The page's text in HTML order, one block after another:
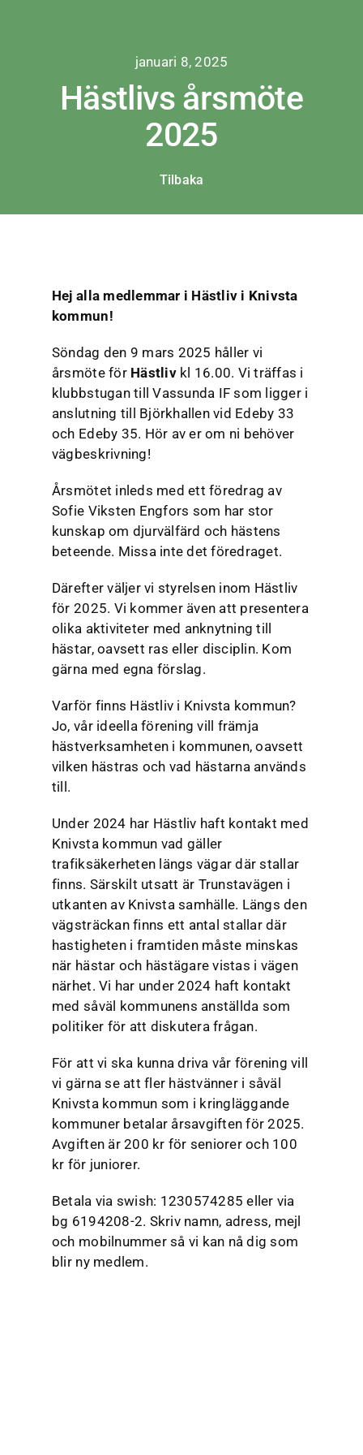
januari 8, 2025
Hästlivs årsmöte
2025
Tilbaka
Hej alla medlemmar i Hästliv i Knivsta
kommun!
Söndag den 9 mars 2025 håller vi
årsmöte för Hästlivkl 16.00. Vi träffas i
klubbstugan till Vassunda IF som ligger i
anslutning till Björkhallen vid Edeby 33
och Edeby 35. Hör av er om ni behöver
vägbeskrivning!
Årsmötet inleds med ett föredrag av
Sofie Viksten Engfors som har stor
kunskap om djurvälfärd och hästens
beteende. Missa inte det föredraget.
Därefter väljer vi styrelsen inom Hästliv
för 2025. Vi kommer även att presentera
olika aktiviteter med anknytning till
hästar, oavsett ras eller disciplin. Kom
gärna med egna förslag.
Varför finns Hästliv i Knivsta kommun?
Jo, vår ideella förening vill främja
hästverksamheten i kommunen, oavsett
vilken hästras och vad hästarna används
till.
Under 2024 har Hästliv haft kontakt med
Knivsta kommun vad gäller
trafiksäkerheten längs vägar där stallar
finns. Särskilt utsatt är Trunstavägen i
utkanten av Knivsta samhälle. Längs den
vägsträckan finns ett antal stallar där
hastigheten i framtiden måste minskas
när hästar och hästägare vistas i vägen
närhet. Vi har under 2024 haft kontakt
med såväl kommunens anställda som
politiker för att diskutera frågan.
För att vi ska kunna driva vår förening vill
vi gärna se att fler hästvänner i såväl
Knivsta kommun som i kringläggande
kommuner betalar årsavgiften för 2025.
Avgiften är 200 kr för seniorer och 100
kr för juniorer.
Betala via swish: 1230574285 eller via
bg 6194208-2. Skriv namn, adress, mejl
och mobilnummer så vi kan nå dig som
blir ny medlem.